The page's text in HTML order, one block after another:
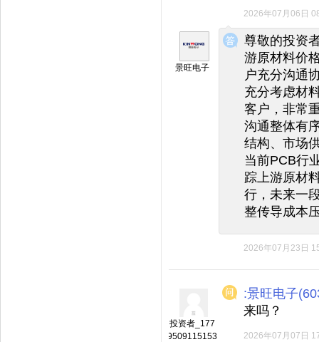
2026年07月06日
◆
◆
景旺电子
尊敬的投资
游原材料价
户充分沟通
充分考虑材
客户，非常
沟通整体有
结构、市场
当前PCB行
踪上游原材
行，未来一
整传导成本
2026年07月23日
投资者_177
9509115153
:景旺电子
来吗？
2026年07月07日